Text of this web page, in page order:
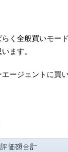
く全般買いモー
ます。
ージェントに買